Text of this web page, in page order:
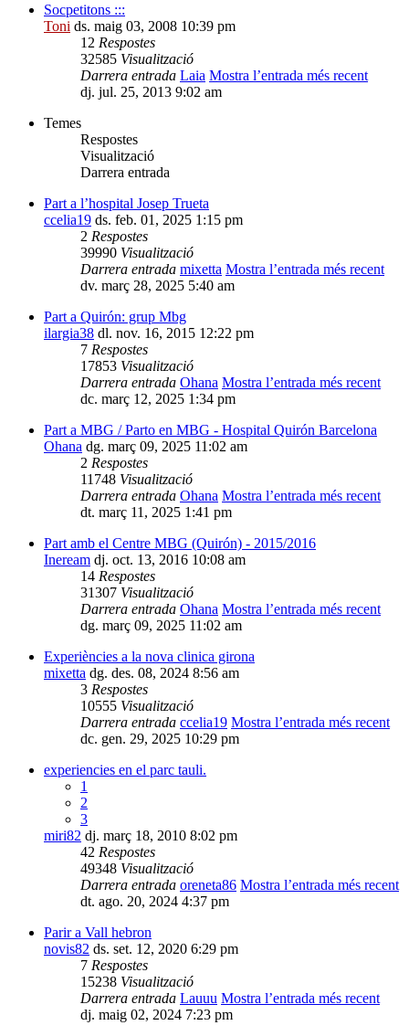
Socpetitons :::
Toni ds. maig 03, 2008 10:39 pm
12 Respostes
32585 Visualització
Darrera entrada Laia Mostra l’entrada més recent
dj. jul. 25, 2013 9:02 am
Temes
Respostes
Visualització
Darrera entrada
Part a l’hospital Josep Trueta
ccelia19 ds. feb. 01, 2025 1:15 pm
2 Respostes
39990 Visualització
Darrera entrada mixetta Mostra l’entrada més recent
dv. març 28, 2025 5:40 am
Part a Quirón: grup Mbg
ilargia38 dl. nov. 16, 2015 12:22 pm
7 Respostes
17853 Visualització
Darrera entrada Ohana Mostra l’entrada més recent
dc. març 12, 2025 1:34 pm
Part a MBG / Parto en MBG - Hospital Quirón Barcelona
Ohana dg. març 09, 2025 11:02 am
2 Respostes
11748 Visualització
Darrera entrada Ohana Mostra l’entrada més recent
dt. març 11, 2025 1:41 pm
Part amb el Centre MBG (Quirón) - 2015/2016
Ineream dj. oct. 13, 2016 10:08 am
14 Respostes
31307 Visualització
Darrera entrada Ohana Mostra l’entrada més recent
dg. març 09, 2025 11:02 am
Experiències a la nova clinica girona
mixetta dg. des. 08, 2024 8:56 am
3 Respostes
10555 Visualització
Darrera entrada ccelia19 Mostra l’entrada més recent
dc. gen. 29, 2025 10:29 pm
experiencies en el parc tauli.
1
2
3
miri82 dj. març 18, 2010 8:02 pm
42 Respostes
49348 Visualització
Darrera entrada oreneta86 Mostra l’entrada més recent
dt. ago. 20, 2024 4:37 pm
Parir a Vall hebron
novis82 ds. set. 12, 2020 6:29 pm
7 Respostes
15238 Visualització
Darrera entrada Lauuu Mostra l’entrada més recent
dj. maig 02, 2024 7:23 pm